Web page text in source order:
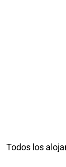
Todos los